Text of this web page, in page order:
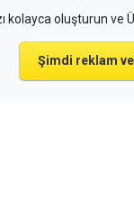
kolayca oluşturun ve
Şimdi reklam